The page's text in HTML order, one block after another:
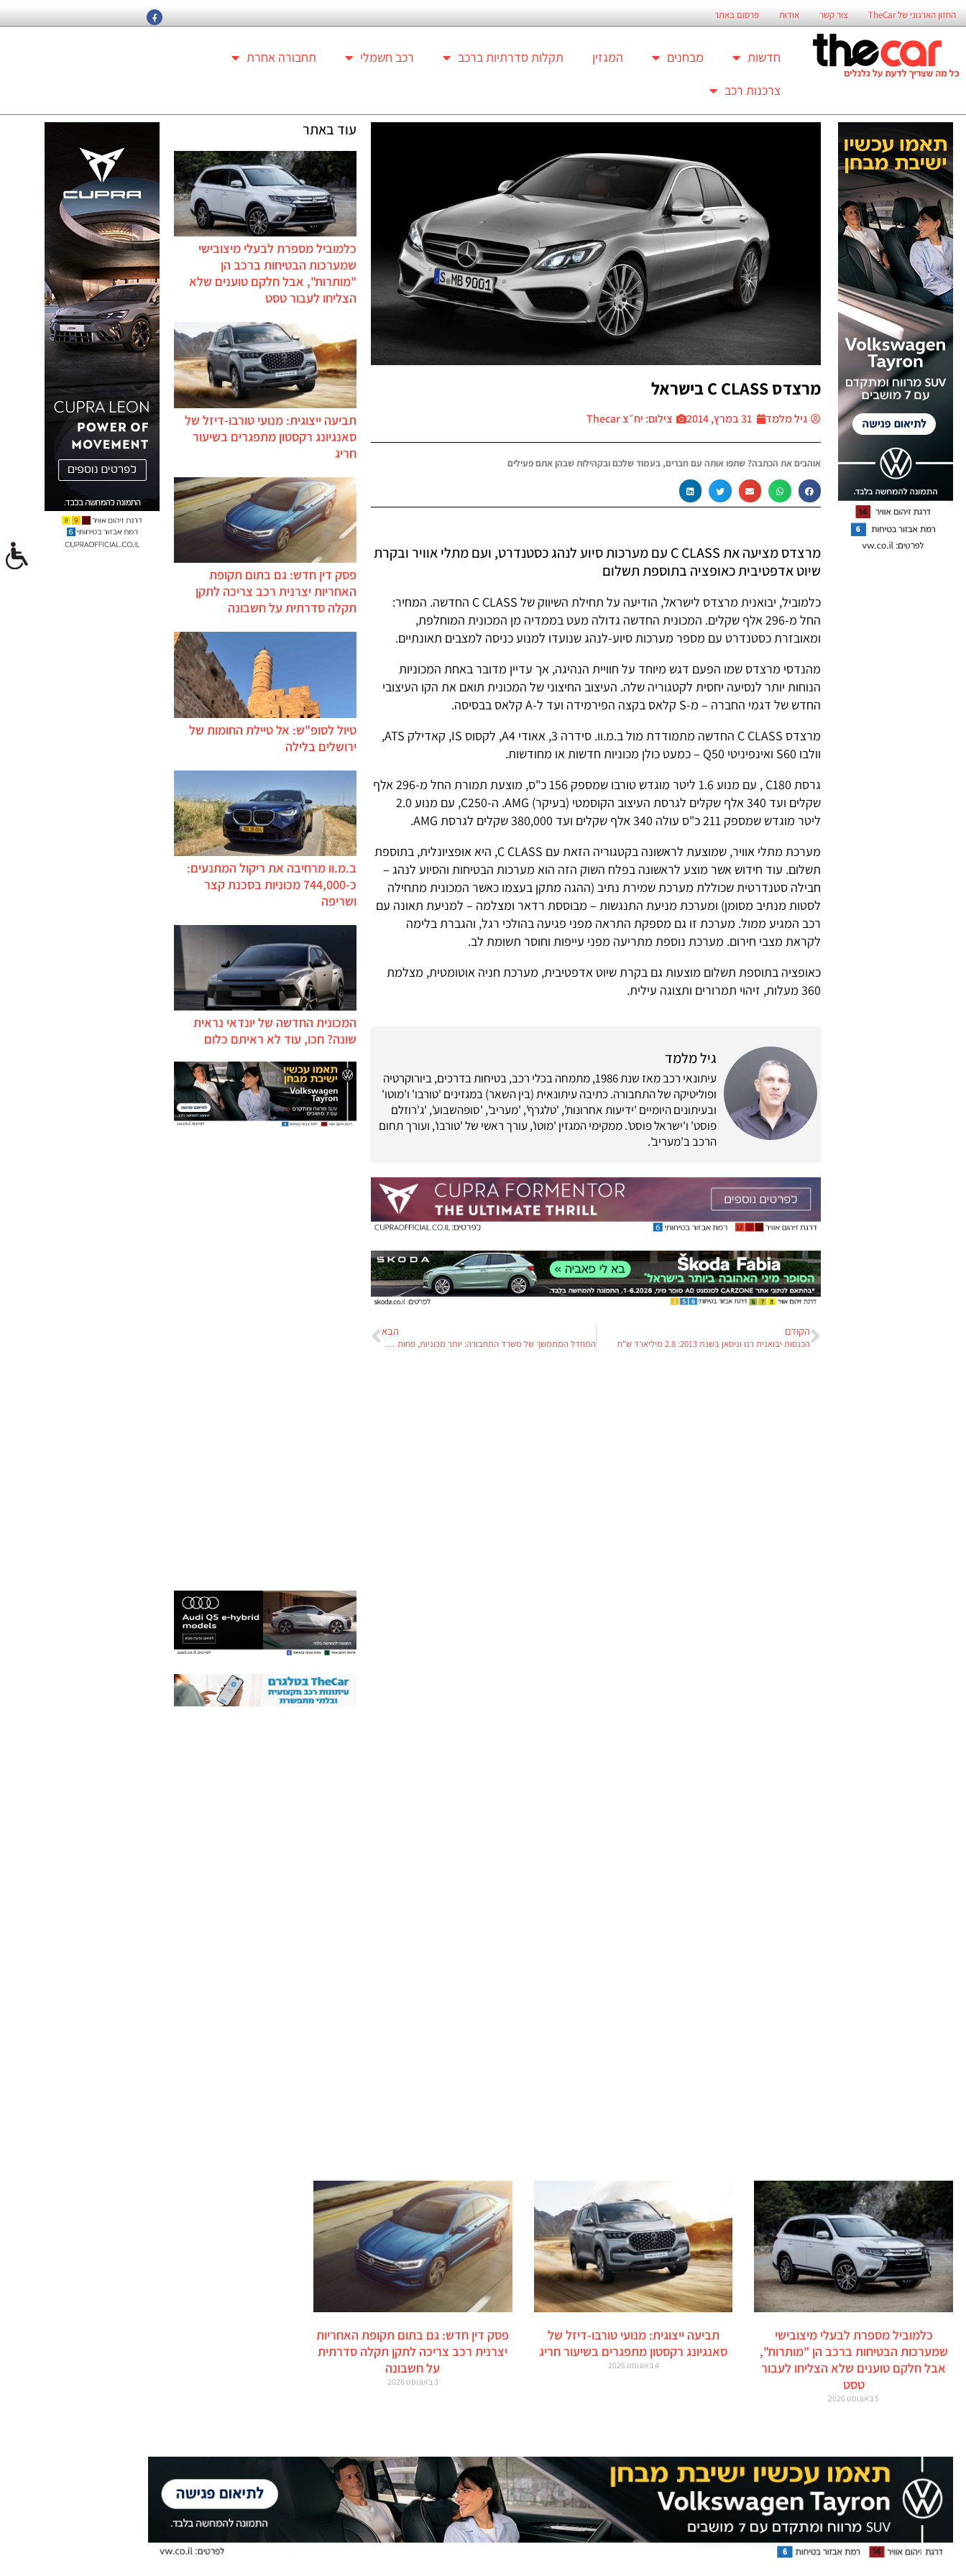
החזון הארגוני של TheCar צור קשר אודות פרסום באתר
חדשות מבחנים המגזין תקלות סדרתיות ברכב רכב חשמלי
תחבורה אחרת
צרכנות רכב
מרצדס C CLASS בישראל
גיל מלמד 31 במרץ, 2014 צילום: יח״צ Thecar
אוהבים את הכתבה? שתפו אותה עם חברים, בעמוד שלכם ובקהילות שבהן אתם פעילים
מרצדס מציעה את C CLASS עם מערכות סיוע לנהג כסטנדרט, ועם מתלי אוויר ובקרת
שיוט אדפטיבית כאופציה בתוספת תשלום
כלמוביל, יבואנית מרצדס לישראל, הודיעה על תחילת השיווק של C CLASS החדשה. המחיר:
החל מ-296 אלף שקלים. המכונית החדשה גדולה מעט בממדיה מן המכונית המוחלפת,
ומאובזרת כסטנדרט עם מספר מערכות סיוע-לנהג שנועדו למנוע כניסה למצבים תאונתיים.
מהנדסי מרצדס שמו הפעם דגש מיוחד על חוויית הנהיגה, אך עדיין מדובר באחת המכוניות
הנוחות יותר לנסיעה יחסית לקטגוריה שלה. העיצוב החיצוני של המכונית תואם את הקו העיצובי
החדש של דגמי החברה – מ-S קלאס בקצה הפירמידה ועד ל-A קלאס בבסיסה.
מרצדס C CLASS החדשה מתמודדת מול ב.מ.וו. סידרה 3, אאודי A4, לקסוס IS, קאדילק ATS,
וולבו S60 ואינפיניטי Q50 – כמעט כולן מכוניות חדשות או מחודשות.
גרסת C180 , עם מנוע 1.6 ליטר מוגדש טורבו שמספק 156 כ"ס, מוצעת תמורת החל מ-296 אלף
שקלים ועד 340 אלף שקלים לגרסת העיצוב הקוסמטי (בעיקר) AMG. ה-C250, עם מנוע 2.0
ליטר מוגדש שמספק 211 כ"ס עולה 340 אלף שקלים ועד 380,000 שקלים לגרסת AMG.
מערכת מתלי אוויר, שמוצעת לראשונה בקטגוריה הזאת עם C CLASS, היא אופציונלית, בתוספת
תשלום. עוד חידוש אשר מוצע לראשונה בפלח השוק הזה הוא מערכות הבטיחות והסיוע לנהג –
חבילה סטנדרטית שכוללת מערכת שמירת נתיב (ההגה מתקן בעצמו כאשר המכונית מתחילה
לסטות מנתיב מסומן) ומערכת מניעת התנגשות – מבוססת רדאר ומצלמה – למניעת תאונה עם
רכב המגיע ממול. מערכת זו גם מספקת התראה מפני פגיעה בהולכי רגל, והגברת בלימה
לקראת מצבי חירום. מערכת נוספת מתריעה מפני עייפות וחוסר תשומת לב.
כאופציה בתוספת תשלום מוצעות גם בקרת שיוט אדפטיבית, מערכת חניה אוטומטית, מצלמת
360 מעלות, זיהוי תמרורים ותצוגה עילית.
גיל מלמד
עיתונאי רכב מאז שנת 1986, מתמחה בכלי רכב, בטיחות בדרכים, ביורוקרטיה
ופוליטיקה של התחבורה. כתיבה עיתונאית (בין השאר) במגזינים 'טורבו' ו'מוטו'
ובעיתונים היומיים 'ידיעות אחרונות', 'טלגרף', 'מעריב', 'סופהשבוע', 'ג'רוזלם
פוסט' ו'ישראל פוסט'. ממקימי המגזין 'מוטו', עורך ראשי של 'טורבו', ועורך תחום
הרכב ב'מעריב'.
הקודם
הכנסות יבואנית רנו וניסאן בשנת 2013: 2.8 מיליארד ש"ח
הבא
המחדל המתמשך של משרד התחבורה: יותר מכוניות, פחות בדיקות בטיחות
עוד באתר
כלמוביל מספרת לבעלי מיצובישי
שמערכות הבטיחות ברכב הן
"מותרות", אבל חלקם טוענים שלא
הצליחו לעבור טסט
תביעה ייצוגית: מנועי טורבו-דיזל של
סאנגיונג רקסטון מתפגרים בשיעור
חריג
פסק דין חדש: גם בתום תקופת
האחריות יצרנית רכב צריכה לתקן
תקלה סדרתית על חשבונה
טיול לסופ"ש: אל טיילת החומות של
ירושלים בלילה
ב.מ.וו מרחיבה את ריקול המתנעים:
כ-744,000 מכוניות בסכנת קצר
ושריפה
המכונית החדשה של יונדאי נראית
שונה? חכו, עוד לא ראיתם כלום
כלמוביל מספרת לבעלי מיצובישי
שמערכות הבטיחות ברכב הן "מותרות",
אבל חלקם טוענים שלא הצליחו לעבור
טסט
5 באוגוסט 2026
תביעה ייצוגית: מנועי טורבו-דיזל של
סאנגיונג רקסטון מתפגרים בשיעור חריג
4 באוגוסט 2026
פסק דין חדש: גם בתום תקופת האחריות
יצרנית רכב צריכה לתקן תקלה סדרתית
על חשבונה
3 באוגוסט 2026